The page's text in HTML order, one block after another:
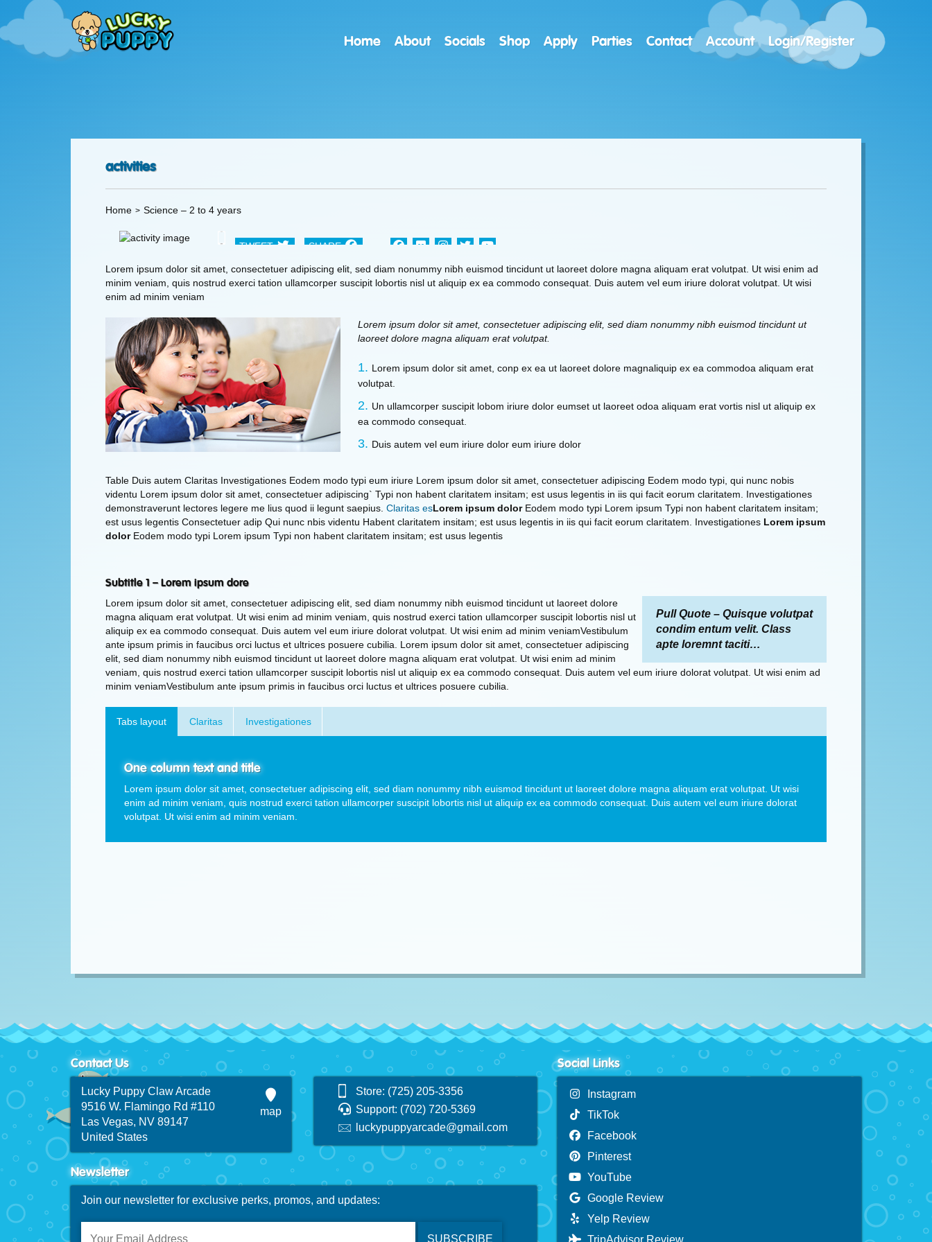
Home About Socials Shop Apply Parties Contact Account Login/Register
activities
Home Science – 2 to 4 years
TWEET SHARE
Science – 2 to 4 years
Lorem ipsum dolor sit amet, consectetuer adipiscing elit, sed diam nonummy nibh euismod tincidunt ut laoreet dolore magna aliquam erat volutpat. Ut wisi enim ad
minim veniam, quis nostrud exerci tation ullamcorper suscipit lobortis nisl ut aliquip ex ea commodo consequat. Duis autem vel eum iriure dolorat volutpat. Ut wisi
enim ad minim veniam
Lorem ipsum dolor sit amet, consectetuer adipiscing elit, sed diam nonummy nibh euismod tincidunt ut
laoreet dolore magna aliquam erat volutpat.
Lorem ipsum dolor sit amet, conp ex ea ut laoreet dolore magnaliquip ex ea commodoa aliquam erat
volutpat.
Un ullamcorper suscipit lobom iriure dolor eumset ut laoreet odoa aliquam erat vortis nisl ut aliquip ex
ea commodo consequat.
Duis autem vel eum iriure dolor eum iriure dolor
Table Duis autem Claritas Investigationes Eodem modo typi eum iriure Lorem ipsum dolor sit amet, consectetuer adipiscing Eodem modo typi, qui nunc nobis
videntu Lorem ipsum dolor sit amet, consectetuer adipiscing` Typi non habent claritatem insitam; est usus legentis in iis qui facit eorum claritatem. Investigationes
demonstraverunt lectores legere me lius quod ii legunt saepius. Claritas esLorem ipsum dolorEodem modo typi Lorem ipsum Typi non habent claritatem insitam;
est usus legentis Consectetuer adip Qui nunc nbis videntu Habent claritatem insitam; est usus legentis in iis qui facit eorum claritatem. Investigationes Lorem ipsum
dolorEodem modo typi Lorem ipsum Typi non habent claritatem insitam; est usus legentis
Subtitle 1 – Lorem ipsum dore
Pull Quote – Quisque volutpat
condim entum velit. Class
apte loremnt taciti…
Lorem ipsum dolor sit amet, consectetuer adipiscing elit, sed diam nonummy nibh euismod tincidunt ut laoreet dolore
magna aliquam erat volutpat. Ut wisi enim ad minim veniam, quis nostrud exerci tation ullamcorper suscipit lobortis nisl ut
aliquip ex ea commodo consequat. Duis autem vel eum iriure dolorat volutpat. Ut wisi enim ad minim veniamVestibulum
ante ipsum primis in faucibus orci luctus et ultrices posuere cubilia. Lorem ipsum dolor sit amet, consectetuer adipiscing
elit, sed diam nonummy nibh euismod tincidunt ut laoreet dolore magna aliquam erat volutpat. Ut wisi enim ad minim
veniam, quis nostrud exerci tation ullamcorper suscipit lobortis nisl ut aliquip ex ea commodo consequat. Duis autem vel eum iriure dolorat volutpat. Ut wisi enim ad
minim veniamVestibulum ante ipsum primis in faucibus orci luctus et ultrices posuere cubilia.
Tabs layout Claritas Investigationes
One column text and title
Lorem ipsum dolor sit amet, consectetuer adipiscing elit, sed diam nonummy nibh euismod tincidunt ut laoreet dolore magna aliquam erat volutpat. Ut wisi
enim ad minim veniam, quis nostrud exerci tation ullamcorper suscipit lobortis nisl ut aliquip ex ea commodo consequat. Duis autem vel eum iriure dolorat
volutpat. Ut wisi enim ad minim veniam.
Contact Us
Lucky Puppy Claw Arcade
9516 W. Flamingo Rd #110
Las Vegas, NV 89147
United States
map
Store: (725) 205-3356
Support: (702) 720-5369
luckypuppyarcade@gmail.com
Newsletter
Join our newsletter for exclusive perks, promos, and updates:
Social Links
Instagram
TikTok
Facebook
Pinterest
YouTube
Google Review
Yelp Review
TripAdvisor Review